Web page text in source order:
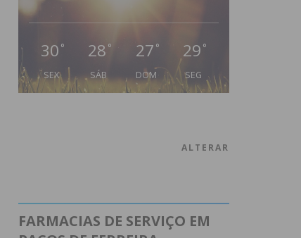
30 °
SEX
28 °
SÁB
27 °
DOM
29 °
SEG
ALTERAR
FARMACIAS DE SERVIÇO EM